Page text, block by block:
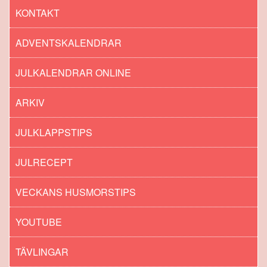
KONTAKT
ADVENTSKALENDRAR
JULKALENDRAR ONLINE
ARKIV
JULKLAPPSTIPS
JULRECEPT
VECKANS HUSMORSTIPS
YOUTUBE
TÄVLINGAR